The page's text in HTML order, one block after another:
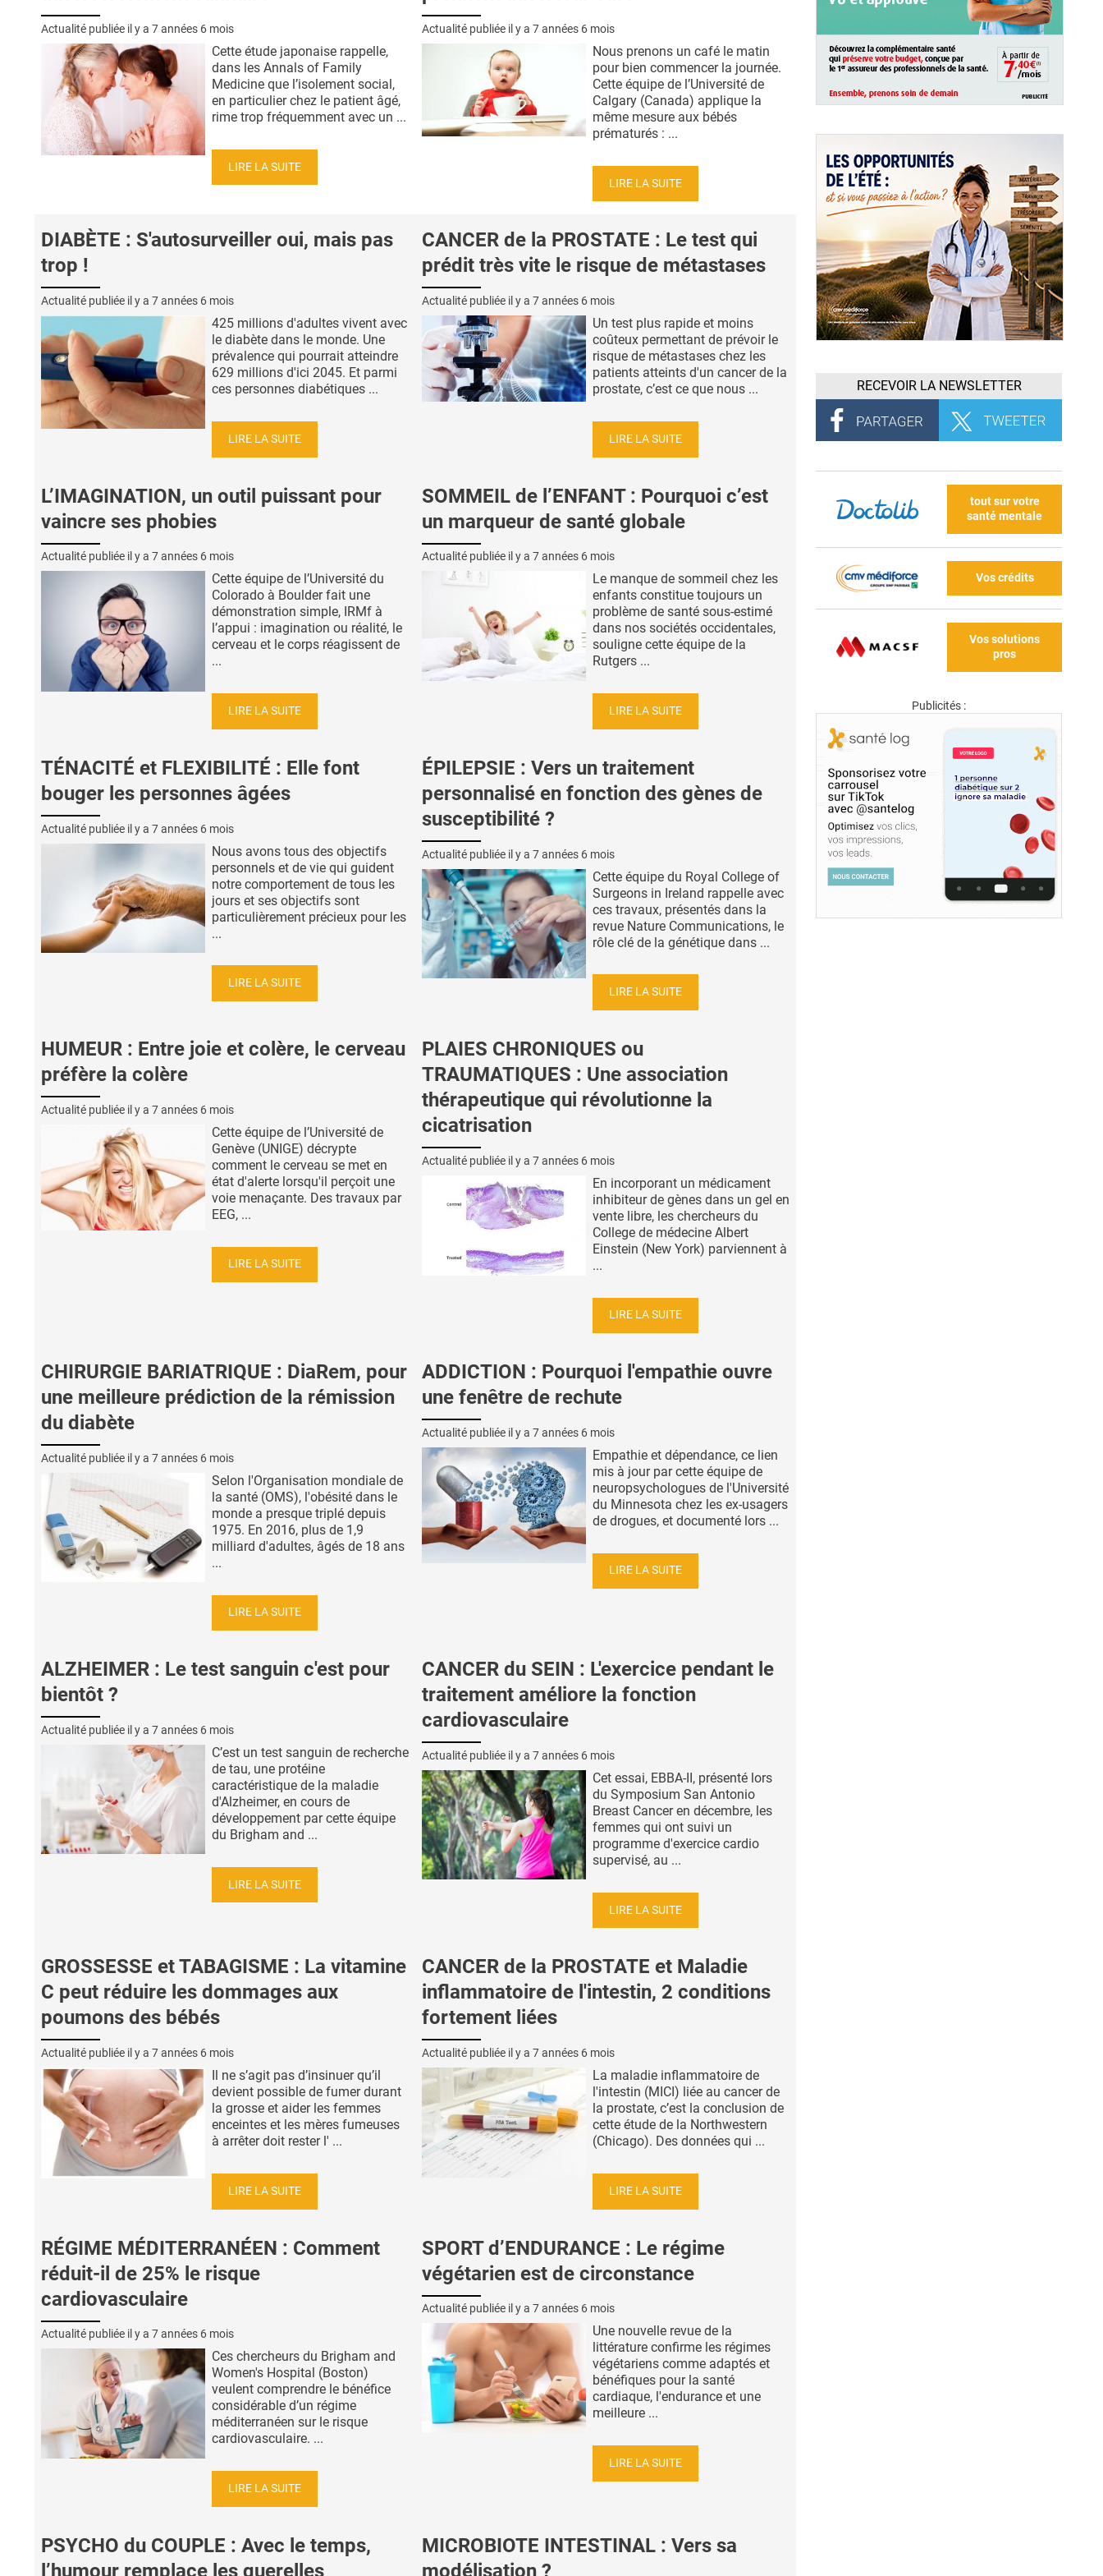
Actualité publiée il y a 7 années 6 mois
Cette étude japonaise rappelle,
dans les Annals of Family
Medicine que l’isolement social,
en particulier chez le patient âgé,
rime trop fréquemment avec un ...
LIRE LA SUITE
Actualité publiée il y a 7 années 6 mois
Nous prenons un café le matin
pour bien commencer la journée.
Cette équipe de l’Université de
Calgary (Canada) applique la
même mesure aux bébés
prématurés : ...
LIRE LA SUITE
DIABÈTE : S'autosurveiller oui, mais pas
trop !
Actualité publiée il y a 7 années 6 mois
425 millions d'adultes vivent avec
le diabète dans le monde. Une
prévalence qui pourrait atteindre
629 millions d'ici 2045. Et parmi
ces personnes diabétiques ...
LIRE LA SUITE
CANCER de la PROSTATE : Le test qui
prédit très vite le risque de métastases
Actualité publiée il y a 7 années 6 mois
Un test plus rapide et moins
coûteux permettant de prévoir le
risque de métastases chez les
patients atteints d'un cancer de la
prostate, c’est ce que nous ...
LIRE LA SUITE
L’IMAGINATION, un outil puissant pour
vaincre ses phobies
Actualité publiée il y a 7 années 6 mois
Cette équipe de l’Université du
Colorado à Boulder fait une
démonstration simple, IRMf à
l’appui : imagination ou réalité, le
cerveau et le corps réagissent de
...
LIRE LA SUITE
SOMMEIL de l’ENFANT : Pourquoi c’est
un marqueur de santé globale
Actualité publiée il y a 7 années 6 mois
Le manque de sommeil chez les
enfants constitue toujours un
problème de santé sous-estimé
dans nos sociétés occidentales,
souligne cette équipe de la
Rutgers ...
LIRE LA SUITE
TÉNACITÉ et FLEXIBILITÉ : Elle font
bouger les personnes âgées
Actualité publiée il y a 7 années 6 mois
Nous avons tous des objectifs
personnels et de vie qui guident
notre comportement de tous les
jours et ses objectifs sont
particulièrement précieux pour les
...
LIRE LA SUITE
ÉPILEPSIE : Vers un traitement
personnalisé en fonction des gènes de
susceptibilité ?
Actualité publiée il y a 7 années 6 mois
Cette équipe du Royal College of
Surgeons in Ireland rappelle avec
ces travaux, présentés dans la
revue Nature Communications, le
rôle clé de la génétique dans ...
LIRE LA SUITE
HUMEUR : Entre joie et colère, le cerveau
préfère la colère
Actualité publiée il y a 7 années 6 mois
Cette équipe de l’Université de
Genève (UNIGE) décrypte
comment le cerveau se met en
état d'alerte lorsqu'il perçoit une
voie menaçante. Des travaux par
EEG, ...
LIRE LA SUITE
PLAIES CHRONIQUES ou
TRAUMATIQUES : Une association
thérapeutique qui révolutionne la
cicatrisation
Actualité publiée il y a 7 années 6 mois
En incorporant un médicament
inhibiteur de gènes dans un gel en
vente libre, les chercheurs du
College de médecine Albert
Einstein (New York) parviennent à
...
LIRE LA SUITE
CHIRURGIE BARIATRIQUE : DiaRem, pour
une meilleure prédiction de la rémission
du diabète
Actualité publiée il y a 7 années 6 mois
Selon l'Organisation mondiale de
la santé (OMS), l'obésité dans le
monde a presque triplé depuis
1975. En 2016, plus de 1,9
milliard d'adultes, âgés de 18 ans
...
LIRE LA SUITE
ADDICTION : Pourquoi l'empathie ouvre
une fenêtre de rechute
Actualité publiée il y a 7 années 6 mois
Empathie et dépendance, ce lien
mis à jour par cette équipe de
neuropsychologues de l'Université
du Minnesota chez les ex-usagers
de drogues, et documenté lors ...
LIRE LA SUITE
ALZHEIMER : Le test sanguin c'est pour
bientôt ?
Actualité publiée il y a 7 années 6 mois
C’est un test sanguin de recherche
de tau, une protéine
caractéristique de la maladie
d'Alzheimer, en cours de
développement par cette équipe
du Brigham and ...
LIRE LA SUITE
CANCER du SEIN : L'exercice pendant le
traitement améliore la fonction
cardiovasculaire
Actualité publiée il y a 7 années 6 mois
Cet essai, EBBA-II, présenté lors
du Symposium San Antonio
Breast Cancer en décembre, les
femmes qui ont suivi un
programme d'exercice cardio
supervisé, au ...
LIRE LA SUITE
GROSSESSE et TABAGISME : La vitamine
C peut réduire les dommages aux
poumons des bébés
Actualité publiée il y a 7 années 6 mois
Il ne s’agit pas d’insinuer qu’il
devient possible de fumer durant
la grosse et aider les femmes
enceintes et les mères fumeuses
à arrêter doit rester l' ...
LIRE LA SUITE
CANCER de la PROSTATE et Maladie
inflammatoire de l'intestin, 2 conditions
fortement liées
Actualité publiée il y a 7 années 6 mois
La maladie inflammatoire de
l'intestin (MICI) liée au cancer de
la prostate, c’est la conclusion de
cette étude de la Northwestern
(Chicago). Des données qui ...
LIRE LA SUITE
RÉGIME MÉDITERRANÉEN : Comment
réduit-il de 25% le risque
cardiovasculaire
Actualité publiée il y a 7 années 6 mois
Ces chercheurs du Brigham and
Women's Hospital (Boston)
veulent comprendre le bénéfice
considérable d’un régime
méditerranéen sur le risque
cardiovasculaire. ...
LIRE LA SUITE
SPORT d’ENDURANCE : Le régime
végétarien est de circonstance
Actualité publiée il y a 7 années 6 mois
Une nouvelle revue de la
littérature confirme les régimes
végétariens comme adaptés et
bénéfiques pour la santé
cardiaque, l'endurance et une
meilleure ...
LIRE LA SUITE
PSYCHO du COUPLE : Avec le temps,
l’humour remplace les querelles
MICROBIOTE INTESTINAL : Vers sa
modélisation ?
RECEVOIR LA NEWSLETTER
tout sur votre
santé mentale
Vos crédits
Vos solutions
pros
Publicités :